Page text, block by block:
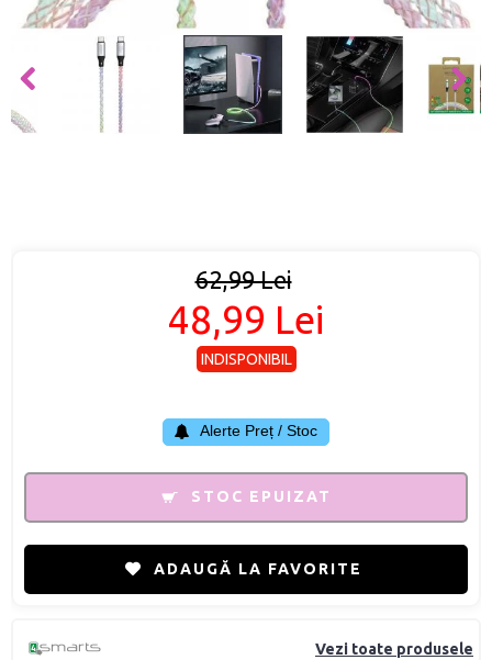
Vezi toate produsele
62,99 Lei
48,99 Lei
INDISPONIBIL
Alerte Preț / Stoc
STOC EPUIZAT
ADAUGĂ LA FAVORITE